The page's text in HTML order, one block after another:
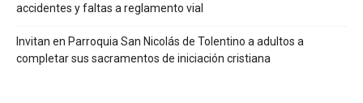
accidentes y faltas a reglamento vial
Invitan en Parroquia San Nicolás de Tolentino a adultos a
completar sus sacramentos de iniciación cristiana